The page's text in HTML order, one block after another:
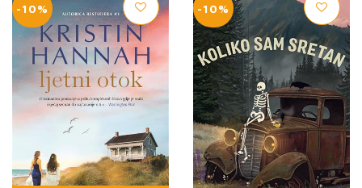
-10% -10%